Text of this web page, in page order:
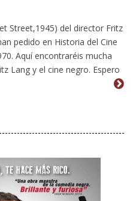
Street,1945) del director Fritz
pedido en Historia del Cine
Aquí encontraréis mucha
Lang y el cine negro. Espero